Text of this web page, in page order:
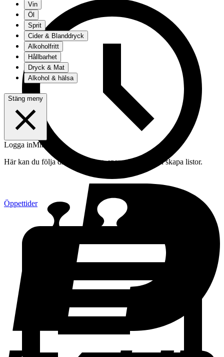
Öppettider
Vin
Öl
Sprit
Cider & Blanddryck
Alkoholfritt
Hållbarhet
Dryck & Mat
Alkohol & hälsa
Stäng meny
Logga inMitt konto
Här kan du följa din beställning, spara drycker och skapa listor.